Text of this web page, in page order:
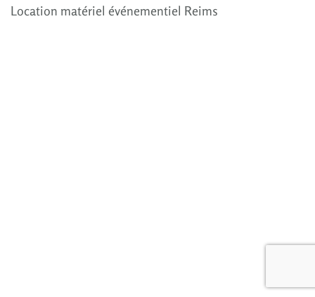
Location matériel événementiel Reims